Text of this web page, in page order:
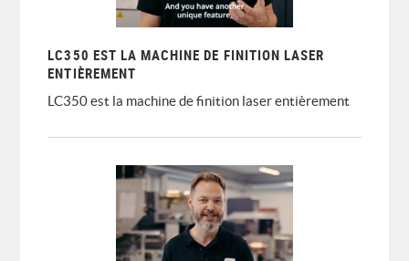
LC350 EST LA MACHINE DE FINITION LASER
ENTIÈREMENT
LC350 est la machine de finition laser entièrement